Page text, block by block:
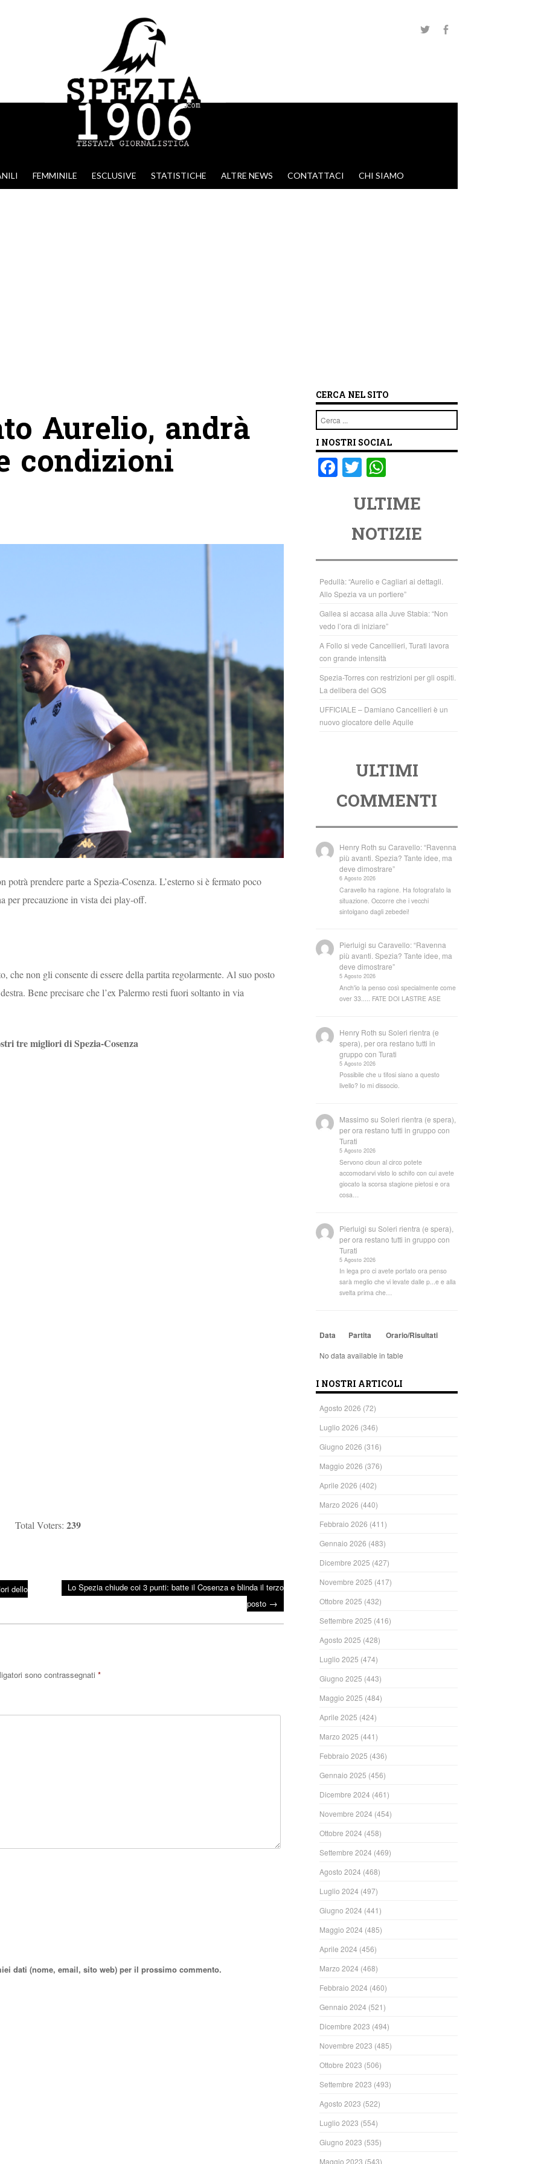
FEMMINILE ESCLUSIVE STATISTICHE ALTRE NEWS CONTATTACI CHI SIAMO
Aurelio, andrà
condizioni
potrà prendere parte a Spezia-Cosenza. L’esterno si è fermato poco
per precauzione in vista dei play-off.
che non gli consente di essere della partita regolarmente. Al suo posto
Bene precisare che l’ex Palermo resti fuori soltanto in via
tre migliori di Spezia-Cosenza
Total Voters:239
dello
Lo Spezia chiude coi 3 punti: batte il Cosenza e blinda il terzo
posto →
sono contrassegnati *
dati (nome, email, sito web) per il prossimo commento.
CERCA NEL SITO
Cerca
I NOSTRI SOCIAL
F
o
o
k
T
tt
er
at
s
A
p
p
ULTIME
NOTIZIE
Pedullà: “Aurelio e Cagliari ai dettagli.
Allo Spezia va un portiere”
Gallea si accasa alla Juve Stabia: “Non
vedo l’ora di iniziare”
A Follo si vede Cancellieri, Turati lavora
con grande intensità
Spezia-Torres con restrizioni per gli ospiti.
La delibera del GOS
UFFICIALE – Damiano Cancellieri è un
nuovo giocatore delle Aquile
ULTIMI
COMMENTI
Henry Roth suCaravello: “Ravenna
più avanti. Spezia? Tante idee, ma
deve dimostrare”
6 Agosto 2026
Caravello ha ragione. Ha fotografato la
situazione. Occorre che i vecchi
sintolgano dagli zebedei!
Pierluigi suCaravello: “Ravenna
più avanti. Spezia? Tante idee, ma
deve dimostrare”
5 Agosto 2026
Anch'io la penso così specialmente come
over 33..... FATE DOI LASTRE ASE
Henry Roth suSoleri rientra (e
spera), per ora restano tutti in
gruppo con Turati
5 Agosto 2026
Possibile che u tifosi siano a questo
livello? Io mi dissocio.
Massimo suSoleri rientra (e spera),
per ora restano tutti in gruppo con
Turati
5 Agosto 2026
Servono cloun al circo potete
accomodarvi visto lo schifo con cui avete
giocato la scorsa stagione pietosi e ora
cosa…
Pierluigi suSoleri rientra (e spera),
per ora restano tutti in gruppo con
Turati
5 Agosto 2026
In lega pro ci avete portato ora penso
sarà meglio che vi levate dalle p...e e alla
svelta prima che…
Data Partita Orario/Risultati
No data available in table
I NOSTRI ARTICOLI
Agosto 2026 (72)
Luglio 2026 (346)
Giugno 2026 (316)
Maggio 2026 (376)
Aprile 2026 (402)
Marzo 2026 (440)
Febbraio 2026 (411)
Gennaio 2026 (483)
Dicembre 2025 (427)
Novembre 2025 (417)
Ottobre 2025 (432)
Settembre 2025 (416)
Agosto 2025 (428)
Luglio 2025 (474)
Giugno 2025 (443)
Maggio 2025 (484)
Aprile 2025 (424)
Marzo 2025 (441)
Febbraio 2025 (436)
Gennaio 2025 (456)
Dicembre 2024 (461)
Novembre 2024 (454)
Ottobre 2024 (458)
Settembre 2024 (469)
Agosto 2024 (468)
Luglio 2024 (497)
Giugno 2024 (441)
Maggio 2024 (485)
Aprile 2024 (456)
Marzo 2024 (468)
Febbraio 2024 (460)
Gennaio 2024 (521)
Dicembre 2023 (494)
Novembre 2023 (485)
Ottobre 2023 (506)
Settembre 2023 (493)
Agosto 2023 (522)
Luglio 2023 (554)
Giugno 2023 (535)
Maggio 2023 (543)